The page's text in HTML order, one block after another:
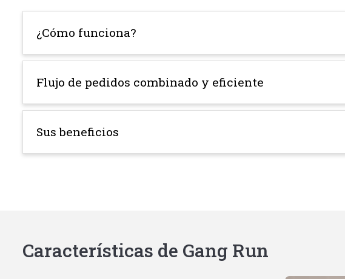
¿Cómo funciona?
Flujo de pedidos combinado y eficiente
Sus beneficios
Características de Gang Run